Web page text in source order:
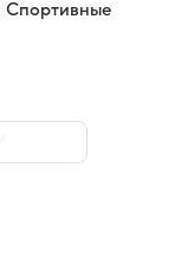
Спортивные